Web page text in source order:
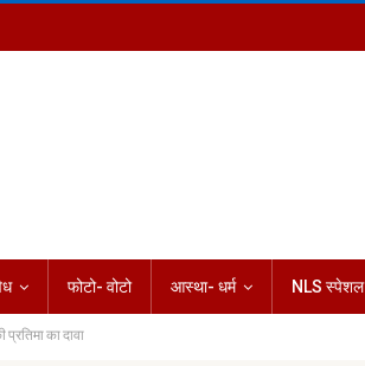
फोटो- वोटो आस्था- धर्म NLS स्पेशल
का दावा